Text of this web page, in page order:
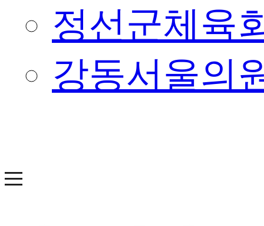
정선군체육
강동서울의